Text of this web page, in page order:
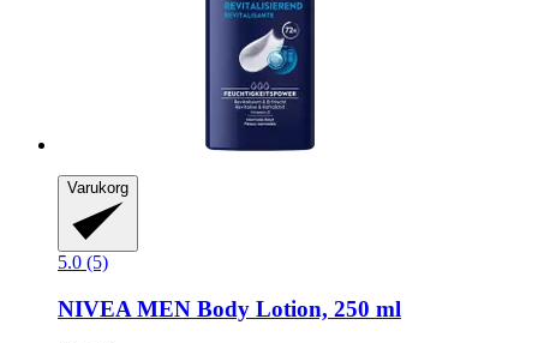
Varukorg
5.0 (5)
NIVEA MEN Body Lotion, 250 ml